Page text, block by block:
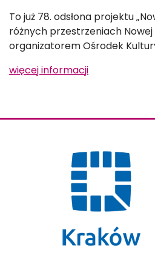
To już 78. odsłona projektu
różnych przestrzeniach
organizatorem Ośrodek
więcej informacji